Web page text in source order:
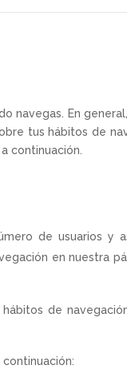
navegas. En
tus hábitos de
continuación.
de usuarios y
en nuestra
de